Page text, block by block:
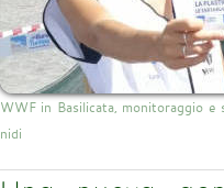
WWF in Basilicata, monitoraggio e
nidi